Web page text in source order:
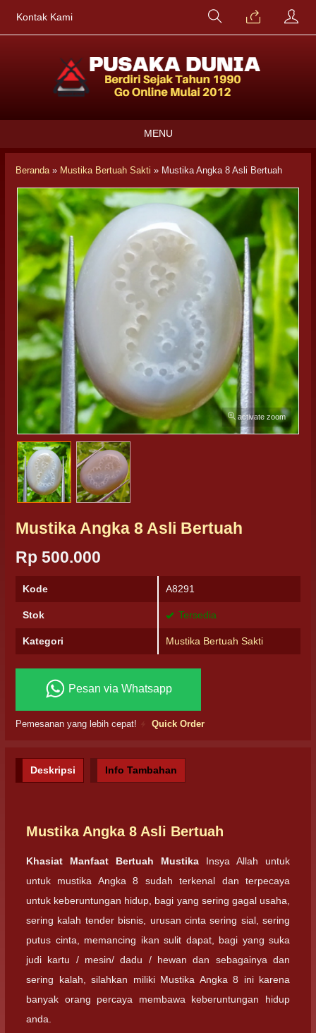
Kontak Kami
MENU
Beranda» Mustika Bertuah Sakti » Mustika Angka 8 Asli Bertuah
activate zoom
Mustika Angka 8 Asli Bertuah
Rp 500.000
Kode A8291
Stok Tersedia
Kategori Mustika Bertuah Sakti
Pesan via Whatsapp
Pemesanan yang lebih cepat! Quick Order
Deskripsi Info Tambahan
Mustika Angka 8 Asli Bertuah
Khasiat Manfaat Bertuah Mustika Insya Allah untuk
untuk mustika Angka 8 sudah terkenal dan terpecaya
untuk keberuntungan hidup, bagi yang sering gagal usaha,
sering kalah tender bisnis, urusan cinta sering sial, sering
putus cinta, memancing ikan sulit dapat, bagi yang suka
judi kartu / mesin/ dadu / hewan dan sebagainya dan
sering kalah, silahkan miliki Mustika Angka 8 ini karena
banyak orang percaya membawa keberuntungan hidup
anda.